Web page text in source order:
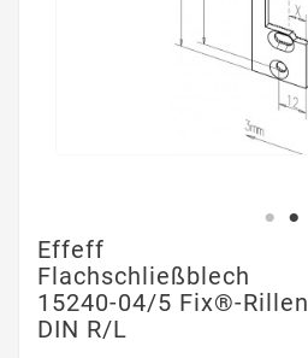
Effeff
Flachschließblech
15240-04/5 Fix®-Rillen
DIN R/L